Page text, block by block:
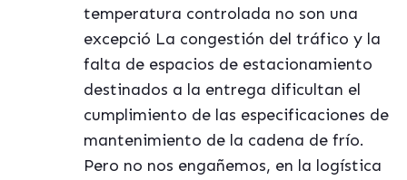
temperatura controlada no son una
excepció La congestión del tráfico y la
falta de espacios de estacionamiento
destinados a la entrega dificultan el
cumplimiento de las especificaciones de
mantenimiento de la cadena de frío.
Pero no nos engañemos, en la logística